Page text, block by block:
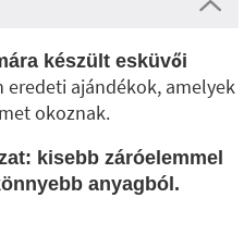
készült esküvői
eredeti ajándékok, amelyek
okoznak.
kisebb záróelemmel
anyagból.